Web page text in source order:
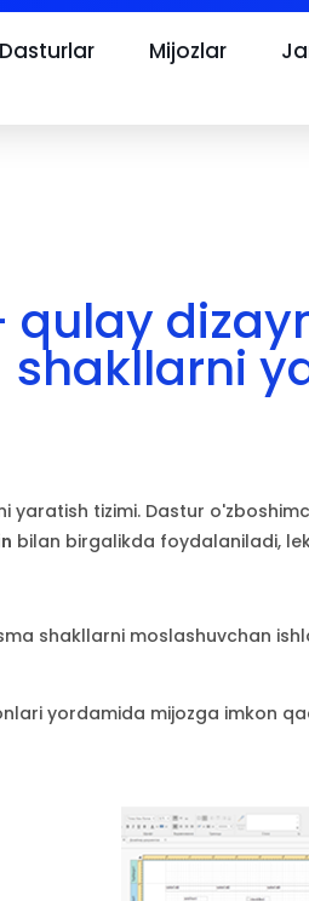
Dasturlar Mijozlar
qulay
shakllarni
yaratish tizimi. Dastur
bilan birgalikda foydalaniladi,
shakllarni moslashuvchan
yordamida mijozga imkon